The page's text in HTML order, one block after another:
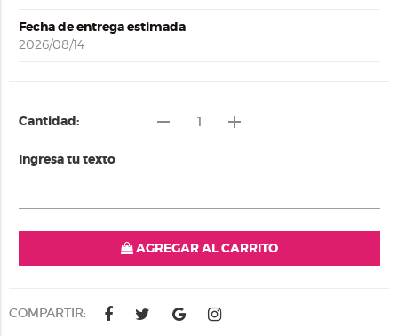
Fecha de entrega estimada
2026/08/14
Cantidad: remove add
Ingresa tu texto
AGREGAR AL CARRITO
COMPARTIR: